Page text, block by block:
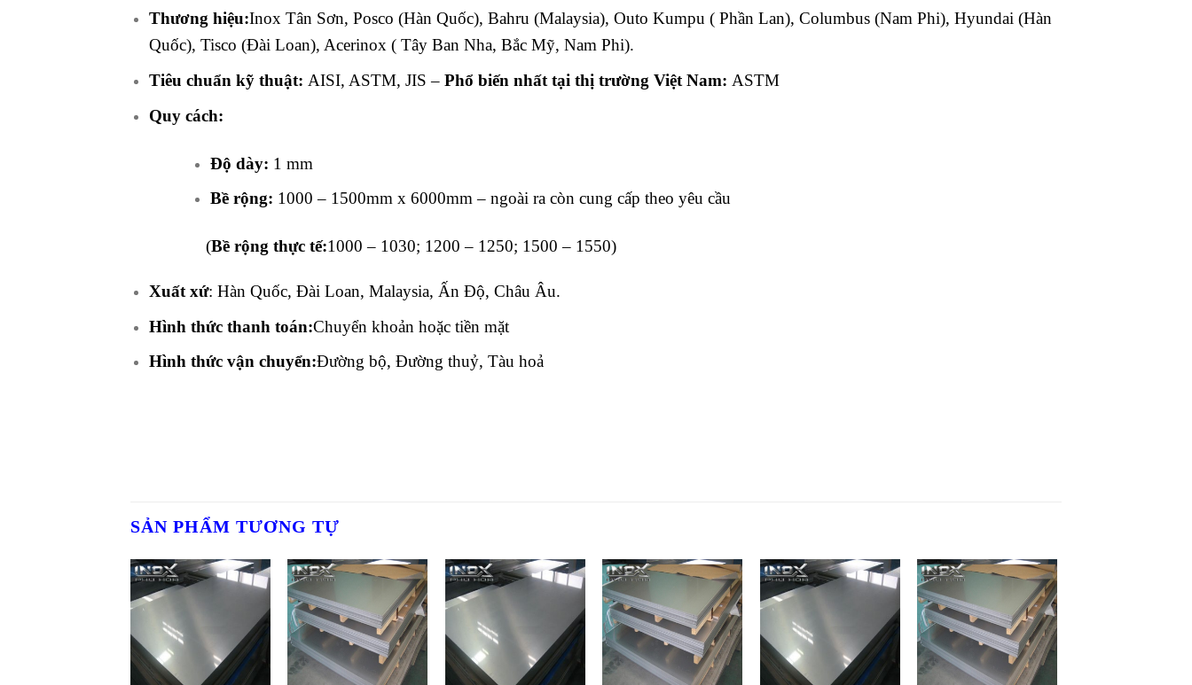
Thương hiệu:Inox Tân Sơn, Posco (Hàn Quốc), Bahru (Malaysia), Outo Kumpu ( Phần Lan), Columbus (Nam Phi), Hyundai (Hàn
Quốc), Tisco (Đài Loan), Acerinox ( Tây Ban Nha, Bắc Mỹ, Nam Phi).
Tiêu chuẩn kỹ thuật: AISI, ASTM, JIS – Phổ biến nhất tại thị trường Việt Nam: ASTM
Quy cách:
Độ dày: 1 mm
Bề rộng: 1000 – 1500mm x 6000mm – ngoài ra còn cung cấp theo yêu cầu
(Bề rộng thực tế:1000 – 1030; 1200 – 1250; 1500 – 1550)
Xuất xứ: Hàn Quốc, Đài Loan, Malaysia, Ấn Độ, Châu Âu.
Hình thức thanh toán:Chuyển khoản hoặc tiền mặt
Hình thức vận chuyển:Đường bộ, Đường thuỷ, Tàu hoả
SẢN PHẨM TƯƠNG TỰ